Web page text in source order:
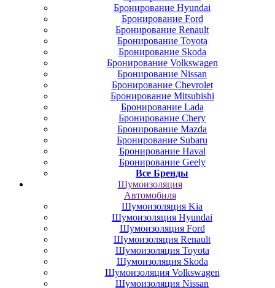
Бронирование Hyundai
Бронирование Ford
Бронирование Renault
Бронирование Toyota
Бронирование Skoda
Бронирование Volkswagen
Бронирование Nissan
Бронирование Chevrolet
Бронирование Mitsubishi
Бронирование Lada
Бронирование Chery
Бронирование Mazda
Бронирование Subaru
Бронирование Haval
Бронирование Geely
Все Бренды
Шумоизоляция
Автомобиля
Шумоизоляция Kia
Шумоизоляция Hyundai
Шумоизоляция Ford
Шумоизоляция Renault
Шумоизоляция Toyota
Шумоизоляция Skoda
Шумоизоляция Volkswagen
Шумоизоляция Nissan